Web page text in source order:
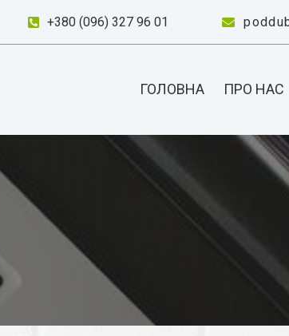
+380 (096) 327 96 01
ГОЛОВНА ПРО НАС